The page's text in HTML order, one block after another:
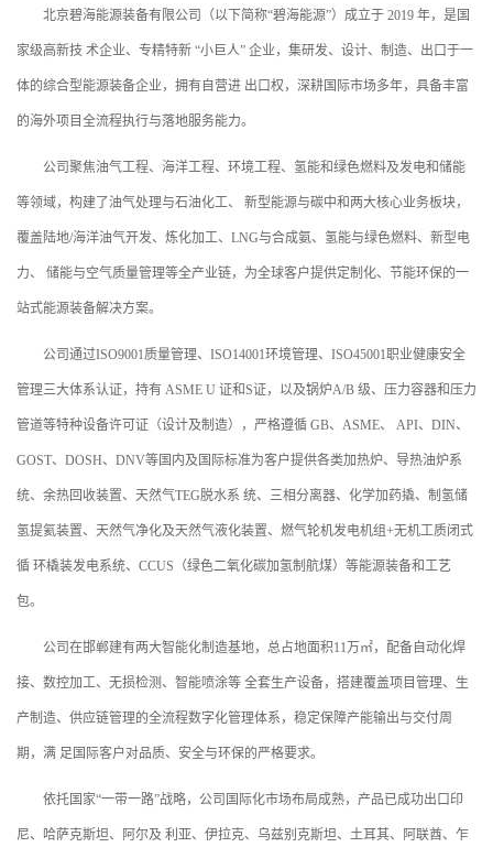
北京碧海能源装备有限公司（以下简称“碧海能源”）成立于 2019 年，是国
家级高新技 术企业、专精特新 “小巨人” 企业，集研发、设计、制造、出口于一
体的综合型能源装备企业，拥有自营进 出口权，深耕国际市场多年，具备丰富
的海外项目全流程执行与落地服务能力。
公司聚焦油气工程、海洋工程、环境工程、氢能和绿色燃料及发电和储能
等领域，构建了油气处理与石油化工、 新型能源与碳中和两大核心业务板块，
覆盖陆地/海洋油气开发、炼化加工、LNG与合成氨、氢能与绿色燃料、新型电
力、 储能与空气质量管理等全产业链，为全球客户提供定制化、节能环保的一
站式能源装备解决方案。
公司通过ISO9001质量管理、ISO14001环境管理、ISO45001职业健康安全
管理三大体系认证，持有 ASME U 证和S证，以及锅炉A/B 级、压力容器和压力
管道等特种设备许可证（设计及制造），严格遵循 GB、ASME、 API、DIN、
GOST、DOSH、DNV等国内及国际标准为客户提供各类加热炉、导热油炉系
统、余热回收装置、天然气TEG脱水系 统、三相分离器、化学加药撬、制氢储
氢提氦装置、天然气净化及天然气液化装置、燃气轮机发电机组+无机工质闭式
循 环橇装发电系统、CCUS（绿色二氧化碳加氢制航煤）等能源装备和工艺
包。
公司在邯郸建有两大智能化制造基地，总占地面积11万㎡，配备自动化焊
接、数控加工、无损检测、智能喷涂等 全套生产设备，搭建覆盖项目管理、生
产制造、供应链管理的全流程数字化管理体系，稳定保障产能输出与交付周
期，满 足国际客户对品质、安全与环保的严格要求。
依托国家“一带一路”战略，公司国际化市场布局成熟，产品已成功出口印
尼、哈萨克斯坦、阿尔及 利亚、伊拉克、乌兹别克斯坦、土耳其、阿联酋、乍